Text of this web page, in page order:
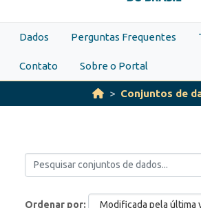
Dados Perguntas Frequentes
Contato Sobre o Portal
Conjuntos de
Ordenar por